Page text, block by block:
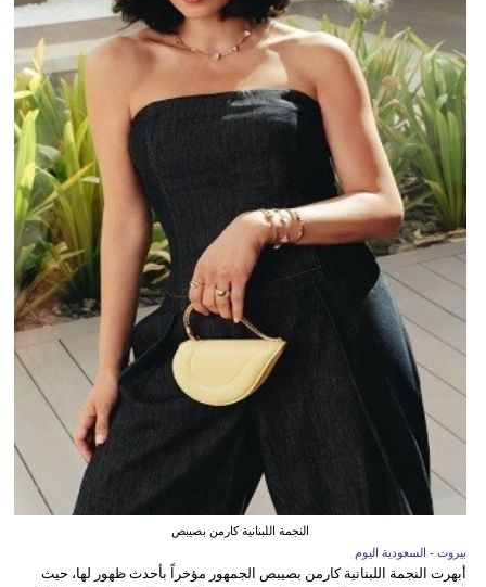
النجمة اللبنانية كارمن بصيبص
بيروت - السعودية اليوم
أبهرت النجمة اللبنانية كارمن بصيبص الجمهور مؤخراً بأحدث ظهور لها، حيث